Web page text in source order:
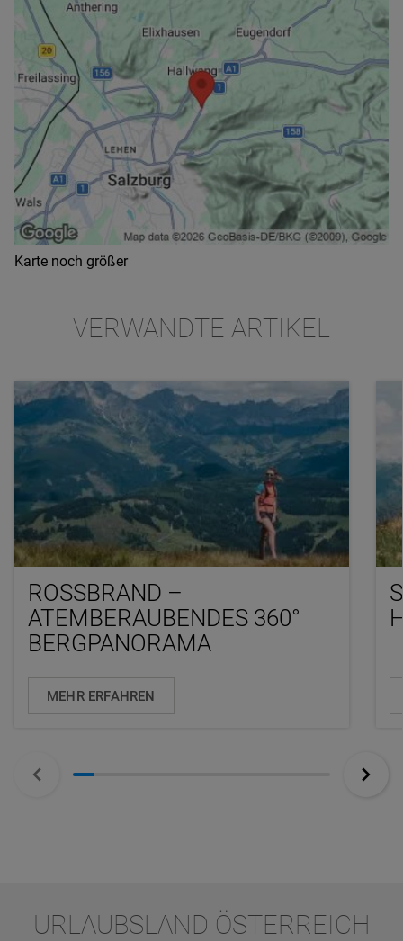
Karte noch größer
VERWANDTE ARTIKEL
ROSSBRAND – A
TEMBERAUBENDES 360° B
ERGPANORAMA
MEHR ERFAHREN
URLAUBSLAND ÖSTERREICH